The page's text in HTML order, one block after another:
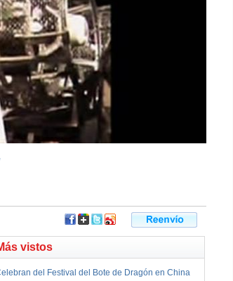
vistos
del Festival del Bote de Dragón en China